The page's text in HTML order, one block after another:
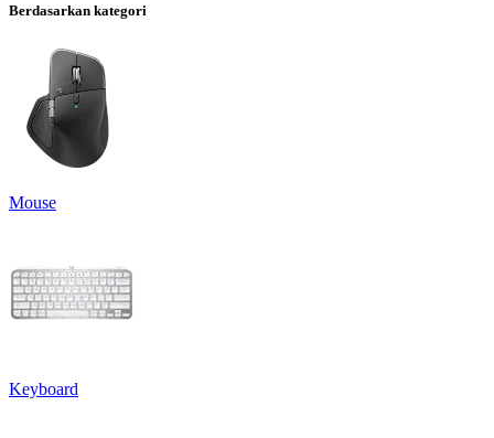
Berdasarkan kategori
Mouse
Keyboard